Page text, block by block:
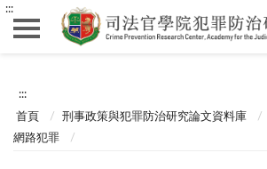
:::
:::
首頁 刑事政策與犯罪防治研究論文資料庫
網路犯罪